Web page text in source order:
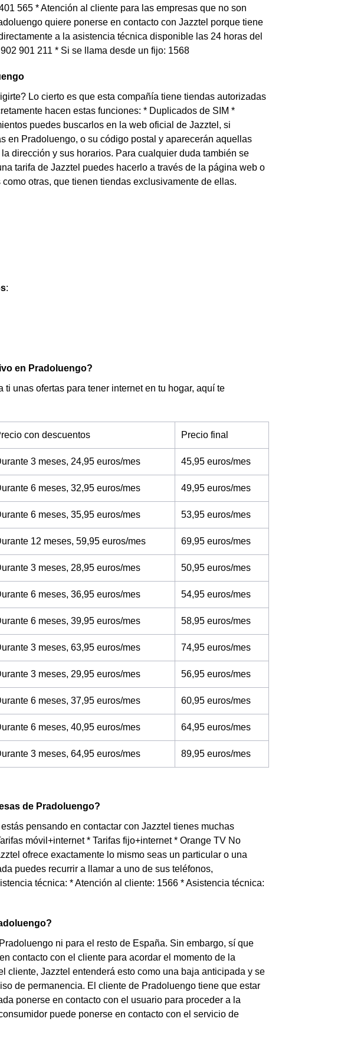
565 * Atención al cliente para las empresas que no son
quiere ponerse en contacto con Jazztel porque tiene
a la asistencia técnica disponible las 24 horas del
901 211 * Si se llama desde un fijo: 1568
Lo cierto es que esta compañía tiene tiendas autorizadas
hacen estas funciones: * Duplicados de SIM *
puedes buscarlos en la web oficial de Jazztel, si
en Pradoluengo, o su código postal y aparecerán aquellas
dirección y sus horarios. Para cualquier duda también se
tarifa de Jazztel puedes hacerlo a través de la página web o
otras, que tienen tiendas exclusivamente de ellas.
:
en Pradoluengo?
unas ofertas para tener internet en tu hogar, aquí te
con descuentos Precio final
3 meses, 24,95 euros/mes 45,95 euros/mes
6 meses, 32,95 euros/mes 49,95 euros/mes
6 meses, 35,95 euros/mes 53,95 euros/mes
12 meses, 59,95 euros/mes 69,95 euros/mes
3 meses, 28,95 euros/mes 50,95 euros/mes
6 meses, 36,95 euros/mes 54,95 euros/mes
6 meses, 39,95 euros/mes 58,95 euros/mes
3 meses, 63,95 euros/mes 74,95 euros/mes
3 meses, 29,95 euros/mes 56,95 euros/mes
6 meses, 37,95 euros/mes 60,95 euros/mes
6 meses, 40,95 euros/mes 64,95 euros/mes
3 meses, 64,95 euros/mes 89,95 euros/mes
de Pradoluengo?
pensando en contactar con Jazztel tienes muchas
móvil+internet * Tarifas fijo+internet * Orange TV No
ofrece exactamente lo mismo seas un particular o una
puedes recurrir a llamar a uno de sus teléfonos,
técnica: * Atención al cliente: 1566 * Asistencia técnica:
ni para el resto de España. Sin embargo, sí que
contacto con el cliente para acordar el momento de la
cliente, Jazztel entenderá esto como una baja anticipada y se
de permanencia. El cliente de Pradoluengo tiene que estar
ponerse en contacto con el usuario para proceder a la
puede ponerse en contacto con el servicio de